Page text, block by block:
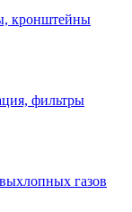
кронштейны
фильтры
газов